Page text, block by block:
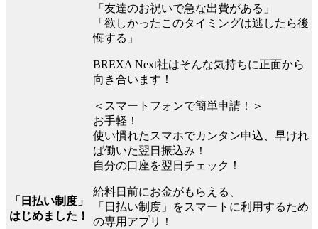
「日払い制度」
はじめました！
「友達のお祝いで急な出費がある」
「欲しかったこのタイミングは逃したら後
悔する」
BREXA Next社はそんな気持ちに正面から
向き合います！
＜スマートフォンで簡単申請！＞
お手軽！
使い慣れたスマホでカンタン申込、早けれ
ば働いた翌日振込み！
自分の口座を翌日チェック！
給料日前にお金がもらえる、
「日払い制度」をスマートに利用するため
の専用アプリ！